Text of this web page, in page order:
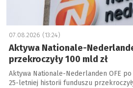
07.08.2026 (13:24)
Aktywa Nationale-
przekroczyły 100 mld zł
Aktywa Nationale-Nederlanden OFE
25-letniej historii funduszu